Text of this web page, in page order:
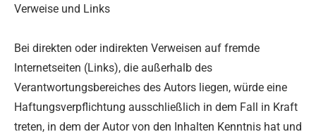
Verweise und Links
Bei direkten oder indirekten Verweisen auf fremde
Internetseiten (Links), die außerhalb des
Verantwortungsbereiches des Autors liegen, würde eine
Haftungsverpflichtung ausschließlich in dem Fall in Kraft
treten, in dem der Autor von den Inhalten Kenntnis hat und